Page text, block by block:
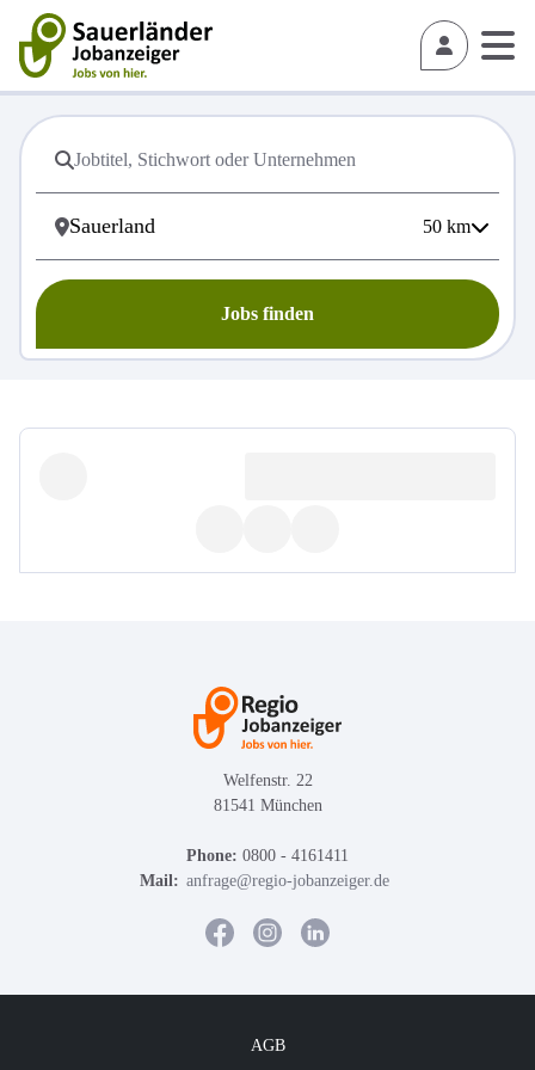
50 km
Jobs finden
Welfenstr. 22
81541 München
Phone: 0800 - 4161411
Mail: anfrage@regio-jobanzeiger.de
AGB